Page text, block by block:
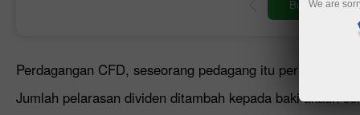
Buka akaun
Perdagangan CFD, seseorang pedagang itu perlu peka
Jumlah pelarasan dividen ditambah kepada baki akaun
We are